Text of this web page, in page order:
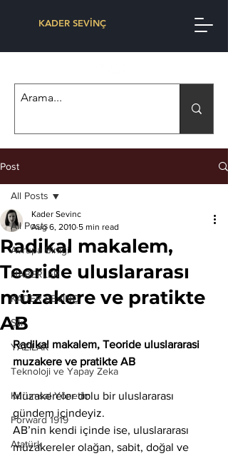
KADER SEVİNÇ
Post
All Posts
Avrupa Birliği
HABERLER
KADER SEVİNÇ
Şiir
YAZILAR
Teknoloji ve Yapay Zeka
Kurumsal Yönetim
Forward 1919
Atatürk
All Posts
Radikal makalem,
Teoride uluslararası
müzakere ve pratikte
AB
Kader Sevinc
Aug 6, 2010 5 min read
Radikal makalem, Teoride uluslararasi
muzakere ve pratikte AB
Müzakereler dolu bir uluslararası
gündem içindeyiz.
AB’nin kendi içinde ise, uluslararası
müzakereler olağan, sabit, doğal ve